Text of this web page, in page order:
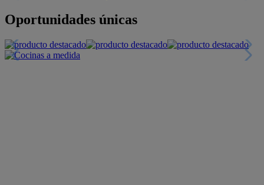
Oportunidades únicas